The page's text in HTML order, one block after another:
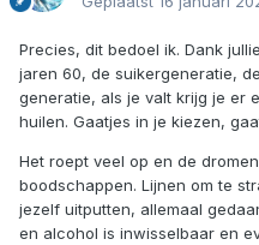
Precies, dit bedoel ik. Dank
jaren 60, de suikergeneratie,
generatie, als je valt krijg je er
huilen. Gaatjes in je kiezen,
Het roept veel op en de
boodschappen. Lijnen om te
jezelf uitputten, allemaal
en alcohol is inwisselbaar en